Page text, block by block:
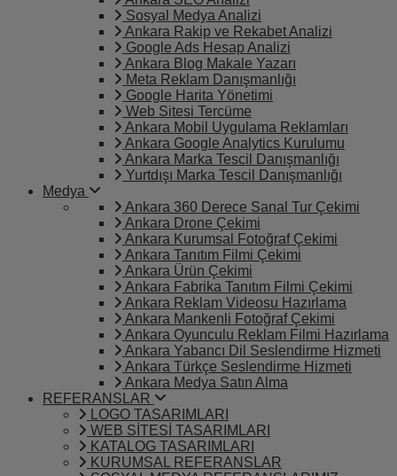
Sosyal Medya Analizi
Ankara Rakip ve Rekabet Analizi
Google Ads Hesap Analizi
Ankara Blog Makale Yazarı
Meta Reklam Danışmanlığı
Google Harita Yönetimi
Web Sitesi Tercüme
Ankara Mobil Uygulama Reklamları
Ankara Google Analytics Kurulumu
Ankara Marka Tescil Danışmanlığı
Yurtdışı Marka Tescil Danışmanlığı
Medya
Ankara 360 Derece Sanal Tur Çekimi
Ankara Drone Çekimi
Ankara Kurumsal Fotoğraf Çekimi
Ankara Tanıtım Filmi Çekimi
Ankara Ürün Çekimi
Ankara Fabrika Tanıtım Filmi Çekimi
Ankara Reklam Videosu Hazırlama
Ankara Mankenli Fotoğraf Çekimi
Ankara Oyunculu Reklam Filmi Hazırlama
Ankara Yabancı Dil Seslendirme Hizmeti
Ankara Türkçe Seslendirme Hizmeti
Ankara Medya Satın Alma
REFERANSLAR
LOGO TASARIMLARI
WEB SİTESİ TASARIMLARI
KATALOG TASARIMLARI
KURUMSAL REFERANSLAR